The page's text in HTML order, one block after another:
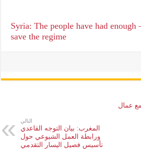
Syria: The people have had
save the regime
عمال
التالي
المغرب: بيان التوجه القاعدي
ورابطة العمل الشيوعي حول
تأسيس فصيل اليسار التقدمي